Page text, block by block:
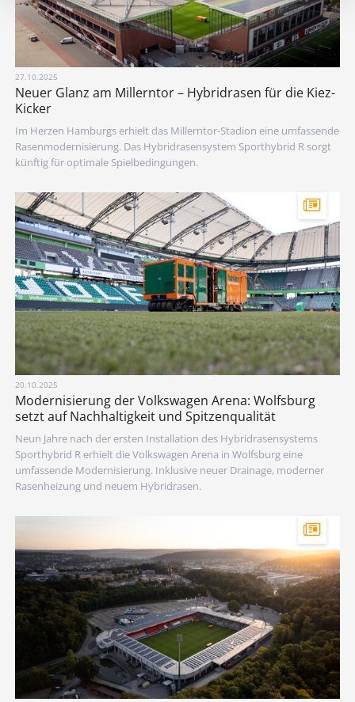
27.10.2025
Neuer Glanz am Millerntor – Hybridrasen für die Kiez-
Kicker
Im Herzen Hamburgs erhielt das Millerntor-Stadion eine umfassende
Rasenmodernisierung. Das Hybridrasensystem Sporthybrid R sorgt
künftig für optimale Spielbedingungen.
20.10.2025
Modernisierung der Volkswagen Arena: Wolfsburg
setzt auf Nachhaltigkeit und Spitzenqualität
Neun Jahre nach der ersten Installation des Hybridrasensystems
Sporthybrid R erhielt die Volkswagen Arena in Wolfsburg eine
umfassende Modernisierung. Inklusive neuer Drainage, moderner
Rasenheizung und neuem Hybridrasen.